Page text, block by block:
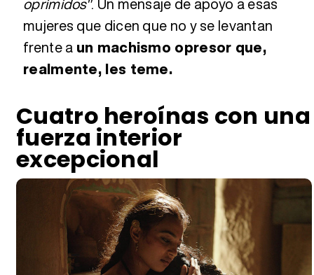
oprimidos". Un mensaje de apoyo a esas
mujeres que dicen que no y se levantan
frente a un machismo opresor que,
realmente, les teme.
Cuatro heroínas con una
fuerza interior
excepcional